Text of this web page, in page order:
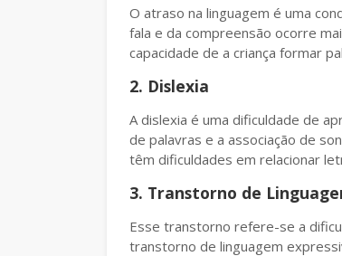
O atraso na linguagem é uma
fala e da compreensão ocorre
capacidade de a criança formar
2. Dislexia
A dislexia é uma dificuldade de
de palavras e a associação de
têm dificuldades em relacionar
3. Transtorno de
Esse transtorno refere-se a
transtorno de linguagem